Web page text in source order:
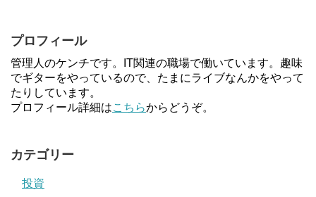
プロフィール
管理人のケンチです。IT関連の職場で働いています。趣味
でギターをやっているので、たまにライブなんかをやって
たりしています。
プロフィール詳細はこちらからどうぞ。
カテゴリー
投資